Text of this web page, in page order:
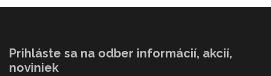
Prihláste sa na odber informácií, akcií,
noviniek